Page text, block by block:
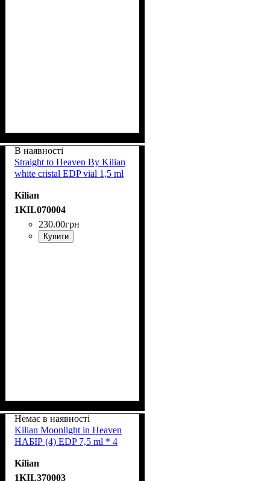
В наявності
Straight to Heaven By Kilian
white cristal EDP vial 1,5 ml
Kilian
1KIL070004
230.00грн
Купити
Немає в наявності
Kilian Moonlight in Heaven
НАБІР (4) EDP 7,5 ml * 4
Kilian
1KIL370003